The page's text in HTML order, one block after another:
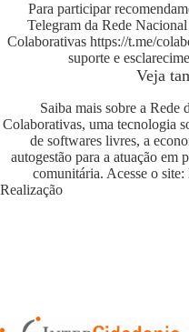
Para participar
Telegram da Rede
Colaborativas https://t.me/
suporte e
Veja
Saiba mais sobre a Rede
Colaborativas, uma tecnologia
de softwares livres, a
autogestão para a atuação em
comunitária. Acesse o site:
Realização